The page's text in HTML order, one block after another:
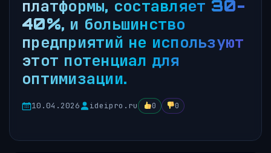
платформы, составляет 30-
40%, и большинство
предприятий не используют
этот потенциал для
оптимизации.
10.04.2026 ideipro.ru 0 0